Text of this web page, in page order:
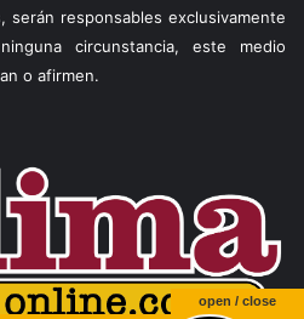
serán responsables exclusivamente
circunstancia, este medio
o afirmen.
open / close